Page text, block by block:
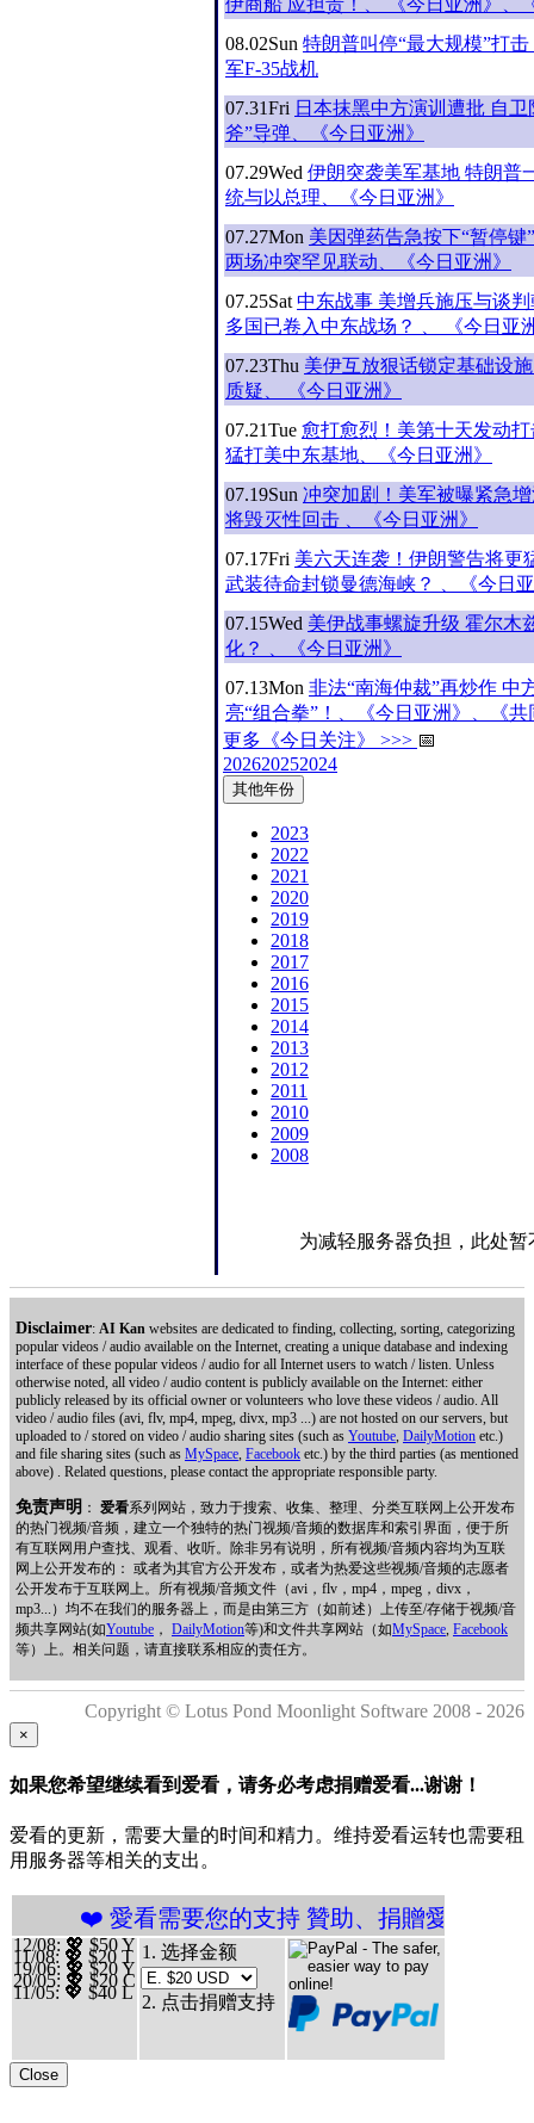
伊商船 应担责！、 《今日亚洲》、
08.02Sun 特朗普叫停“最大规模”打
军F-35战机
07.31Fri 日本抹黑中方演训遭批 自卫
斧”导弹、《今日亚洲》
07.29Wed 伊朗突袭美军基地 特朗普
统与以总理、《今日亚洲》
07.27Mon 美因弹药告急按下“暂停键
两场冲突罕见联动、《今日亚洲》
07.25Sat 中东战事 美增兵施压与谈
多国已卷入中东战场？ 、 《今日亚
07.23Thu 美伊互放狠话锁定基础设
质疑、 《今日亚洲》
07.21Tue 愈打愈烈！美第十天发动
猛打美中东基地、《今日亚洲》
07.19Sun 冲突加剧！美军被曝紧急
将毁灭性回击 、《今日亚洲》
07.17Fri 美六天连袭！伊朗警告将更
武装待命封锁曼德海峡？ 、《今日
07.15Wed 美伊战事螺旋升级 霍尔木
化？ 、《今日亚洲》
07.13Mon 非法“南海仲裁”再炒作 中
亮“组合拳”！、《今日亚洲》、《共
更多《今日关注》 >>> 📅
202620252024
其他年份
2023
2022
2021
2020
2019
2018
2017
2016
2015
2014
2013
2012
2011
2010
2009
2008
为减轻服务器负担，此处
Disclaimer: AI Kan websites are dedicated to finding, collecting, sorting, categorizing
popular videos / audio available on the Internet, creating a unique database and indexing
interface of these popular videos / audio for all Internet users to watch / listen. Unless
otherwise noted, all video / audio content is publicly available on the Internet: either
publicly released by its official owner or volunteers who love these videos / audio. All
video / audio files (avi, flv, mp4, mpeg, divx, mp3 ...) are not hosted on our servers, but
uploaded to / stored on video / audio sharing sites (such as Youtube, DailyMotion etc.)
and file sharing sites (such as MySpace, Facebook etc.) by the third parties (as mentioned
above) . Related questions, please contact the appropriate responsible party.
免责声明 ： 爱看系列网站，致力于搜索、收集、整理、分类互联网上公开发布
的热门视频/音频，建立一个独特的热门视频/音频的数据库和索引界面，便于所
有互联网用户查找、观看、收听。除非另有说明，所有视频/音频内容均为互联
网上公开发布的： 或者为其官方公开发布，或者为热爱这些视频/音频的志愿者
公开发布于互联网上。所有视频/音频文件（avi，flv，mp4，mpeg，divx，
mp3...）均不在我们的服务器上，而是由第三方（如前述）上传至/存储于视频/音
频共享网站(如Youtube ， DailyMotion等)和文件共享网站（如MySpace, Facebook
等）上。相关问题，请直接联系相应的责任方。
Copyright © Lotus Pond Moonlight Software 2008 - 2026
×
如果您希望继续看到爱看，请务必考虑捐赠爱看...谢谢！
爱看的更新，需要大量的时间和精力。维持爱看运转也需要租
用服务器等相关的支出。
需要您的支持 贊助、捐贈愛看 分享、傳播愛看
12/08: 💖 $50 Y
11/08: 💖 $20 T
19/06: 💖 $20 Y
20/05: 💖 $20 C
11/05: 💖 $40 L
1. 选择金额
2. 点击捐赠支持
Close